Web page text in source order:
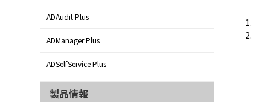
ADAudit Plus
ADManager Plus
ADSelfService Plus
製品情報